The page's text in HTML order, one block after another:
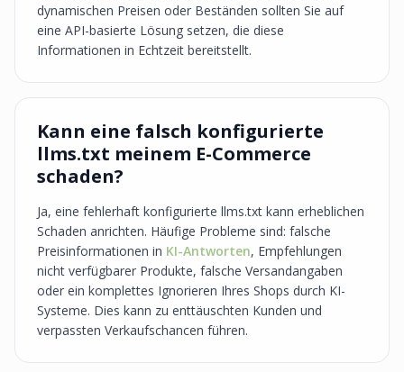
dynamischen Preisen oder Beständen sollten Sie auf
eine API-basierte Lösung setzen, die diese
Informationen in Echtzeit bereitstellt.
Kann eine falsch konfigurierte
llms.txt meinem E-Commerce
schaden?
Ja, eine fehlerhaft konfigurierte llms.txt kann erheblichen
Schaden anrichten. Häufige Probleme sind: falsche
Preisinformationen in KI-Antworten, Empfehlungen
nicht verfügbarer Produkte, falsche Versandangaben
oder ein komplettes Ignorieren Ihres Shops durch KI-
Systeme. Dies kann zu enttäuschten Kunden und
verpassten Verkaufschancen führen.